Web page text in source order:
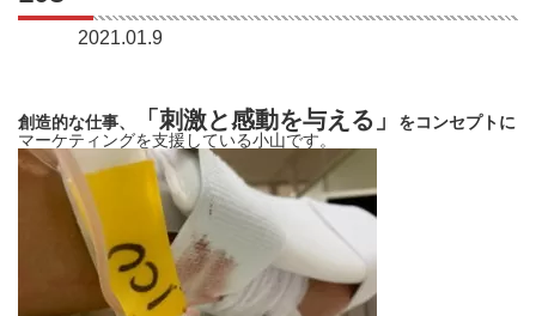
2021.01.9
創造的な仕事、 「刺激と感動を与える」
をコンセプトに
マーケティングを支援している小山です。